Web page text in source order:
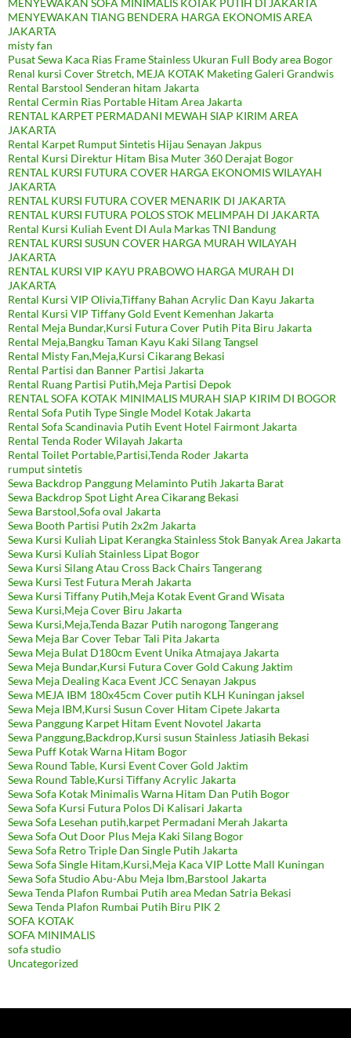
MENYEWAKAN SOFA MINIMALIS KOTAK PUTIH DI JAKARTA
MENYEWAKAN TIANG BENDERA HARGA EKONOMIS AREA
JAKARTA
misty fan
Pusat Sewa Kaca Rias Frame Stainless Ukuran Full Body area Bogor
Renal kursi Cover Stretch, MEJA KOTAK Maketing Galeri Grandwis
Rental Barstool Senderan hitam Jakarta
Rental Cermin Rias Portable Hitam Area Jakarta
RENTAL KARPET PERMADANI MEWAH SIAP KIRIM AREA
JAKARTA
Rental Karpet Rumput Sintetis Hijau Senayan Jakpus
Rental Kursi Direktur Hitam Bisa Muter 360 Derajat Bogor
RENTAL KURSI FUTURA COVER HARGA EKONOMIS WILAYAH
JAKARTA
RENTAL KURSI FUTURA COVER MENARIK DI JAKARTA
RENTAL KURSI FUTURA POLOS STOK MELIMPAH DI JAKARTA
Rental Kursi Kuliah Event DI Aula Markas TNI Bandung
RENTAL KURSI SUSUN COVER HARGA MURAH WILAYAH
JAKARTA
RENTAL KURSI VIP KAYU PRABOWO HARGA MURAH DI
JAKARTA
Rental Kursi VIP Olivia,Tiffany Bahan Acrylic Dan Kayu Jakarta
Rental Kursi VIP Tiffany Gold Event Kemenhan Jakarta
Rental Meja Bundar,Kursi Futura Cover Putih Pita Biru Jakarta
Rental Meja,Bangku Taman Kayu Kaki Silang Tangsel
Rental Misty Fan,Meja,Kursi Cikarang Bekasi
Rental Partisi dan Banner Partisi Jakarta
Rental Ruang Partisi Putih,Meja Partisi Depok
RENTAL SOFA KOTAK MINIMALIS MURAH SIAP KIRIM DI BOGOR
Rental Sofa Putih Type Single Model Kotak Jakarta
Rental Sofa Scandinavia Putih Event Hotel Fairmont Jakarta
Rental Tenda Roder Wilayah Jakarta
Rental Toilet Portable,Partisi,Tenda Roder Jakarta
rumput sintetis
Sewa Backdrop Panggung Melaminto Putih Jakarta Barat
Sewa Backdrop Spot Light Area Cikarang Bekasi
Sewa Barstool,Sofa oval Jakarta
Sewa Booth Partisi Putih 2x2m Jakarta
Sewa Kursi Kuliah Lipat Kerangka Stainless Stok Banyak Area Jakarta
Sewa Kursi Kuliah Stainless Lipat Bogor
Sewa Kursi Silang Atau Cross Back Chairs Tangerang
Sewa Kursi Test Futura Merah Jakarta
Sewa Kursi Tiffany Putih,Meja Kotak Event Grand Wisata
Sewa Kursi,Meja Cover Biru Jakarta
Sewa Kursi,Meja,Tenda Bazar Putih narogong Tangerang
Sewa Meja Bar Cover Tebar Tali Pita Jakarta
Sewa Meja Bulat D180cm Event Unika Atmajaya Jakarta
Sewa Meja Bundar,Kursi Futura Cover Gold Cakung Jaktim
Sewa Meja Dealing Kaca Event JCC Senayan Jakpus
Sewa MEJA IBM 180x45cm Cover putih KLH Kuningan jaksel
Sewa Meja IBM,Kursi Susun Cover Hitam Cipete Jakarta
Sewa Panggung Karpet Hitam Event Novotel Jakarta
Sewa Panggung,Backdrop,Kursi susun Stainless Jatiasih Bekasi
Sewa Puff Kotak Warna Hitam Bogor
Sewa Round Table, Kursi Event Cover Gold Jaktim
Sewa Round Table,Kursi Tiffany Acrylic Jakarta
Sewa Sofa Kotak Minimalis Warna Hitam Dan Putih Bogor
Sewa Sofa Kursi Futura Polos Di Kalisari Jakarta
Sewa Sofa Lesehan putih,karpet Permadani Merah Jakarta
Sewa Sofa Out Door Plus Meja Kaki Silang Bogor
Sewa Sofa Retro Triple Dan Single Putih Jakarta
Sewa Sofa Single Hitam,Kursi,Meja Kaca VIP Lotte Mall Kuningan
Sewa Sofa Studio Abu-Abu Meja Ibm,Barstool Jakarta
Sewa Tenda Plafon Rumbai Putih area Medan Satria Bekasi
Sewa Tenda Plafon Rumbai Putih Biru PIK 2
SOFA KOTAK
SOFA MINIMALIS
sofa studio
Uncategorized